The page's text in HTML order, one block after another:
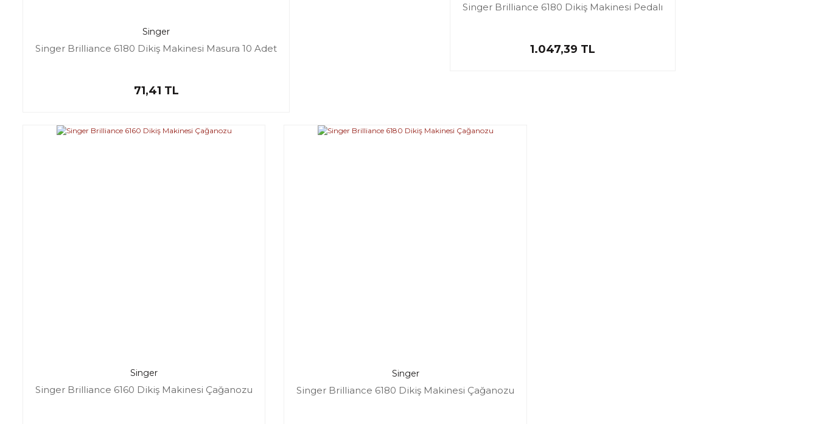
Singer
Singer Brilliance 6180 Dikiş Makinesi Masura 10 Adet
71,41 TL
Singer Brilliance 6180 Dikiş Makinesi Pedalı
1.047,39 TL
Singer
Singer Brilliance 6160 Dikiş Makinesi Çağanozu
Singer
Singer Brilliance 6180 Dikiş Makinesi Çağanozu